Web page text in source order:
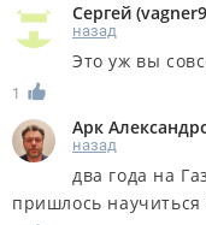
Сергей (
назад
Это уж вы
1
Арк
назад
два года на
пришлось